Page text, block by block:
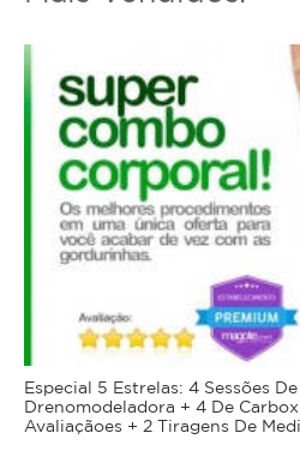
Especial 5 Estrelas: 4 Sessões
Drenomodeladora + 4 De
Avaliaçãoes + 2 Tiragens De